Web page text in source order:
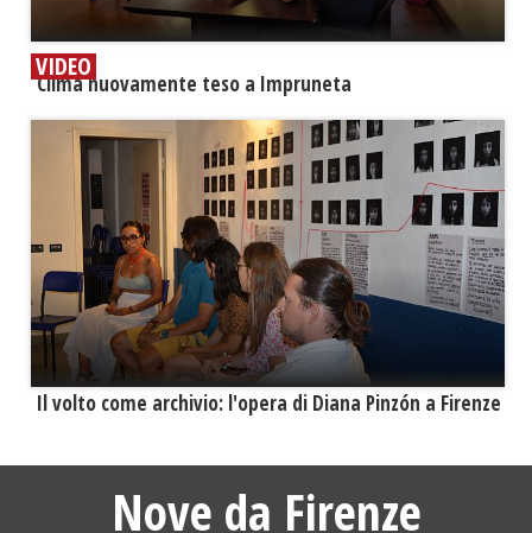
VIDEO
​Clima nuovamente teso a Impruneta
​Il volto come archivio: l'opera di Diana Pinzón a Firenze
Nove da Firenze